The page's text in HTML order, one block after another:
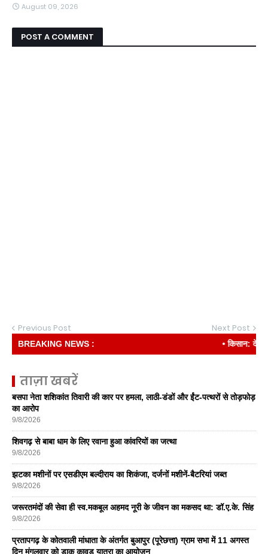
August 09, 2026
POST A COMMENT
Previous Post Next Post
BREAKING NEWS : • किसान: देश की
ताज़ा खबरें
बसपा नेता शशिकांत तिवारी की कार पर हमला, लाठी-डंडों और ईंट-पत्थरों से तोड़फोड़
का आरोप
9/8/2026
शिवगढ़ से बाबा धाम के लिए रवाना हुआ कांवरियों का जत्था
9/8/2026
झटका मशीनों पर एसडीएम बल्दीराय का शिकंजा, दर्जनों मशीनें-बैटरियां जब्त
9/8/2026
जरूरतमंदों की सेवा ही स्व.मकबूल अहमद नूरी के जीवन का मकसद था: डॉ.ए.के. सिंह
9/8/2026
प्रतापगढ़ के कोतवाली मांधाता के अंतर्गत बुआपुर (पूरेछत्ता) ग्राम सभा में 11 अगस्त
दिन मंगलवार को डाक कावड़ यात्रा का आयोजन